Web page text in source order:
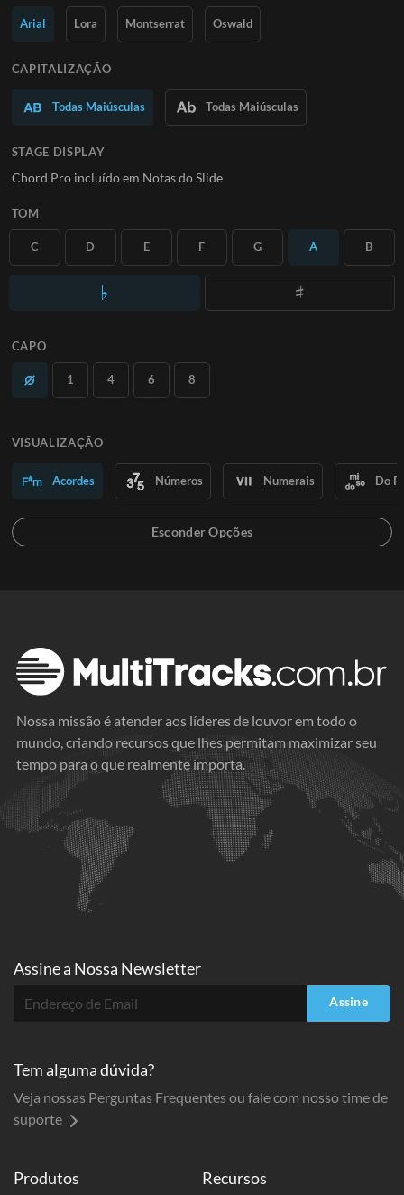
Saiba Mais
Arial Lora Montserrat Oswald
CAPITALIZAÇÃO
Todas Maiúsculas Todas Maiúsculas
STAGE DISPLAY
Chord Pro incluído em Notas do Slide
TOM
C D E F G A B
CAPO
1 4 6 8
VISUALIZAÇÃO
Acordes Números Numerais Do
Nossa missão é atender aos líderes de louvor em todo o
mundo, criando recursos que lhes permitam maximizar seu
tempo para o que realmente importa.
Produtos Recursos
Assine a Nossa Newsletter
Assine
Tem alguma dúvida?
Veja nossas Perguntas Frequentes ou fale com nosso time de
suporte